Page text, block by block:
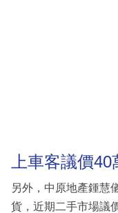
上車客議價
另外，中原地產鍾慧
貨，近期二手市場議